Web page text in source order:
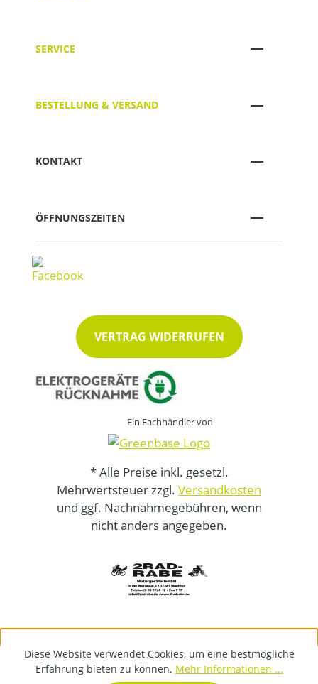
SERVICE
BESTELLUNG & VERSAND
KONTAKT
ÖFFNUNGSZEITEN
VERTRAG WIDERRUFEN
Ein Fachhändler von
* Alle Preise inkl. gesetzl.
Mehrwertsteuer zzgl. Versandkosten
und ggf. Nachnahmegebühren, wenn
nicht anders angegeben.
Diese Website verwendet Cookies, um eine bestmögliche
Erfahrung bieten zu können. Mehr Informationen ...